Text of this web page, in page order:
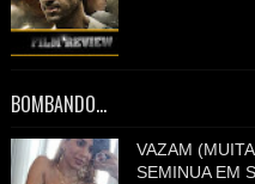
BOMBANDO...
VAZAM
SEMINUA EM